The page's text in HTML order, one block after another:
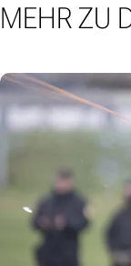
MEHR ZU